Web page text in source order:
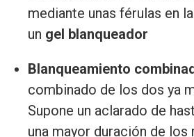
mediante unas férulas en
un gel blanqueador
Blanqueamiento
combinado de los dos ya
Supone un aclarado de
una mayor duración de los